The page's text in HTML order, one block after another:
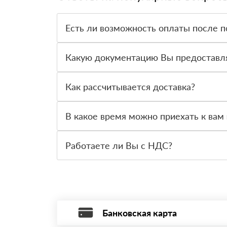
Есть ли возможность оплаты после
вправе от него отказаться.
Какую документацию Вы
Как рассчитывается доставка?
стоимости и сроков доставки, которые
В какое время можно приехать к вам
Работаете ли Вы с НДС?
Банковская карта